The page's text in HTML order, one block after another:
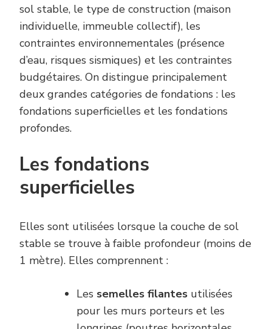
sol stable, le type de construction (maison
individuelle, immeuble collectif), les
contraintes environnementales (présence
d’eau, risques sismiques) et les contraintes
budgétaires. On distingue principalement
deux grandes catégories de fondations : les
fondations superficielles et les fondations
profondes.
Les fondations
superficielles
Elles sont utilisées lorsque la couche de sol
stable se trouve à faible profondeur (moins de
1 mètre). Elles comprennent :
Les semelles filantes utilisées
pour les murs porteurs et les